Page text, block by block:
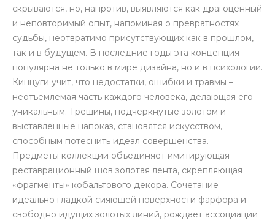
скрываются, но, напротив, выявляются как драгоценный
и неповторимый опыт, напоминая о превратностях
судьбы, неотвратимо присутствующих как в прошлом,
так и в будущем. В последние годы эта концепция
популярна не только в мире дизайна, но и в психологии.
Кинцуги учит, что недостатки, ошибки и травмы –
неотъемлемая часть каждого человека, делающая его
уникальным. Трещины, подчеркнутые золотом и
выставленные напоказ, становятся искусством,
способным потеснить идеал совершенства.
Предметы коллекции объединяет имитирующая
реставрационный шов золотая лента, скрепляющая
«фрагменты» кобальтового декора. Сочетание
идеально гладкой сияющей поверхности фарфора и
свободно идущих золотых линий, рождает ассоциации